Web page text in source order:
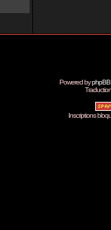
Powered byphpBB
Inscriptions